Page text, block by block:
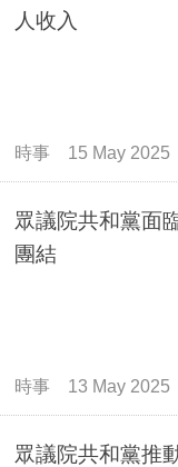
人收入
時事 15 May 2025
眾議院共和黨面
團結
時事 13 May 2025
眾議院共和黨推